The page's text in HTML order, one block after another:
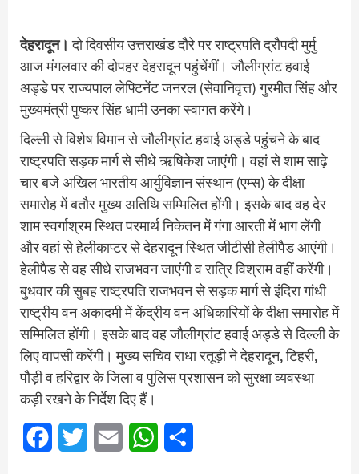
देहरादून। दो दिवसीय उत्तराखंड दौरे पर राष्ट्रपति द्रौपदी मुर्मु
आज मंगलवार की दोपहर देहरादून पहुंचेंगीं। जौलीग्रांट हवाई
अड्डे पर राज्यपाल लेफ्टिनेंट जनरल (सेवानिवृत्त) गुरमीत सिंह और
मुख्यमंत्री पुष्कर सिंह धामी उनका स्वागत करेंगे।
दिल्ली से विशेष विमान से जौलीग्रांट हवाई अड्डे पहुंचने के बाद
राष्ट्रपति सड़क मार्ग से सीधे ऋषिकेश जाएंगी। वहां से शाम साढ़े
चार बजे अखिल भारतीय आर्युविज्ञान संस्थान (एम्स) के दीक्षा
समारोह में बतौर मुख्य अतिथि सम्मिलित होंगी। इसके बाद वह देर
शाम स्वर्गाश्रम स्थित परमार्थ निकेतन में गंगा आरती में भाग लेंगी
और वहां से हेलीकाप्टर से देहरादून स्थित जीटीसी हेलीपैड आएंगी।
हेलीपैड से वह सीधे राजभवन जाएंगी व रात्रि विश्राम वहीं करेंगी।
बुधवार की सुबह राष्ट्रपति राजभवन से सड़क मार्ग से इंदिरा गांधी
राष्ट्रीय वन अकादमी में केंद्रीय वन अधिकारियों के दीक्षा समारोह में
सम्मिलित होंगी। इसके बाद वह जौलीग्रांट हवाई अड्डे से दिल्ली के
लिए वापसी करेंगी। मुख्य सचिव राधा रतूड़ी ने देहरादून, टिहरी,
पौड़ी व हरिद्वार के जिला व पुलिस प्रशासन को सुरक्षा व्यवस्था
कड़ी रखने के निर्देश दिए हैं।
FacebookTwitter Email WhatsApp